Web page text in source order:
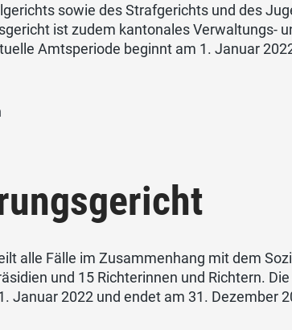
sowie des Strafgerichts und des
ist zudem kantonales Verwaltungs-
Amtsperiode beginnt am 1. Januar
alle Fälle im Zusammenhang mit dem
und 15 Richterinnen und Richtern.
Januar 2022 und endet am 31. Dezember